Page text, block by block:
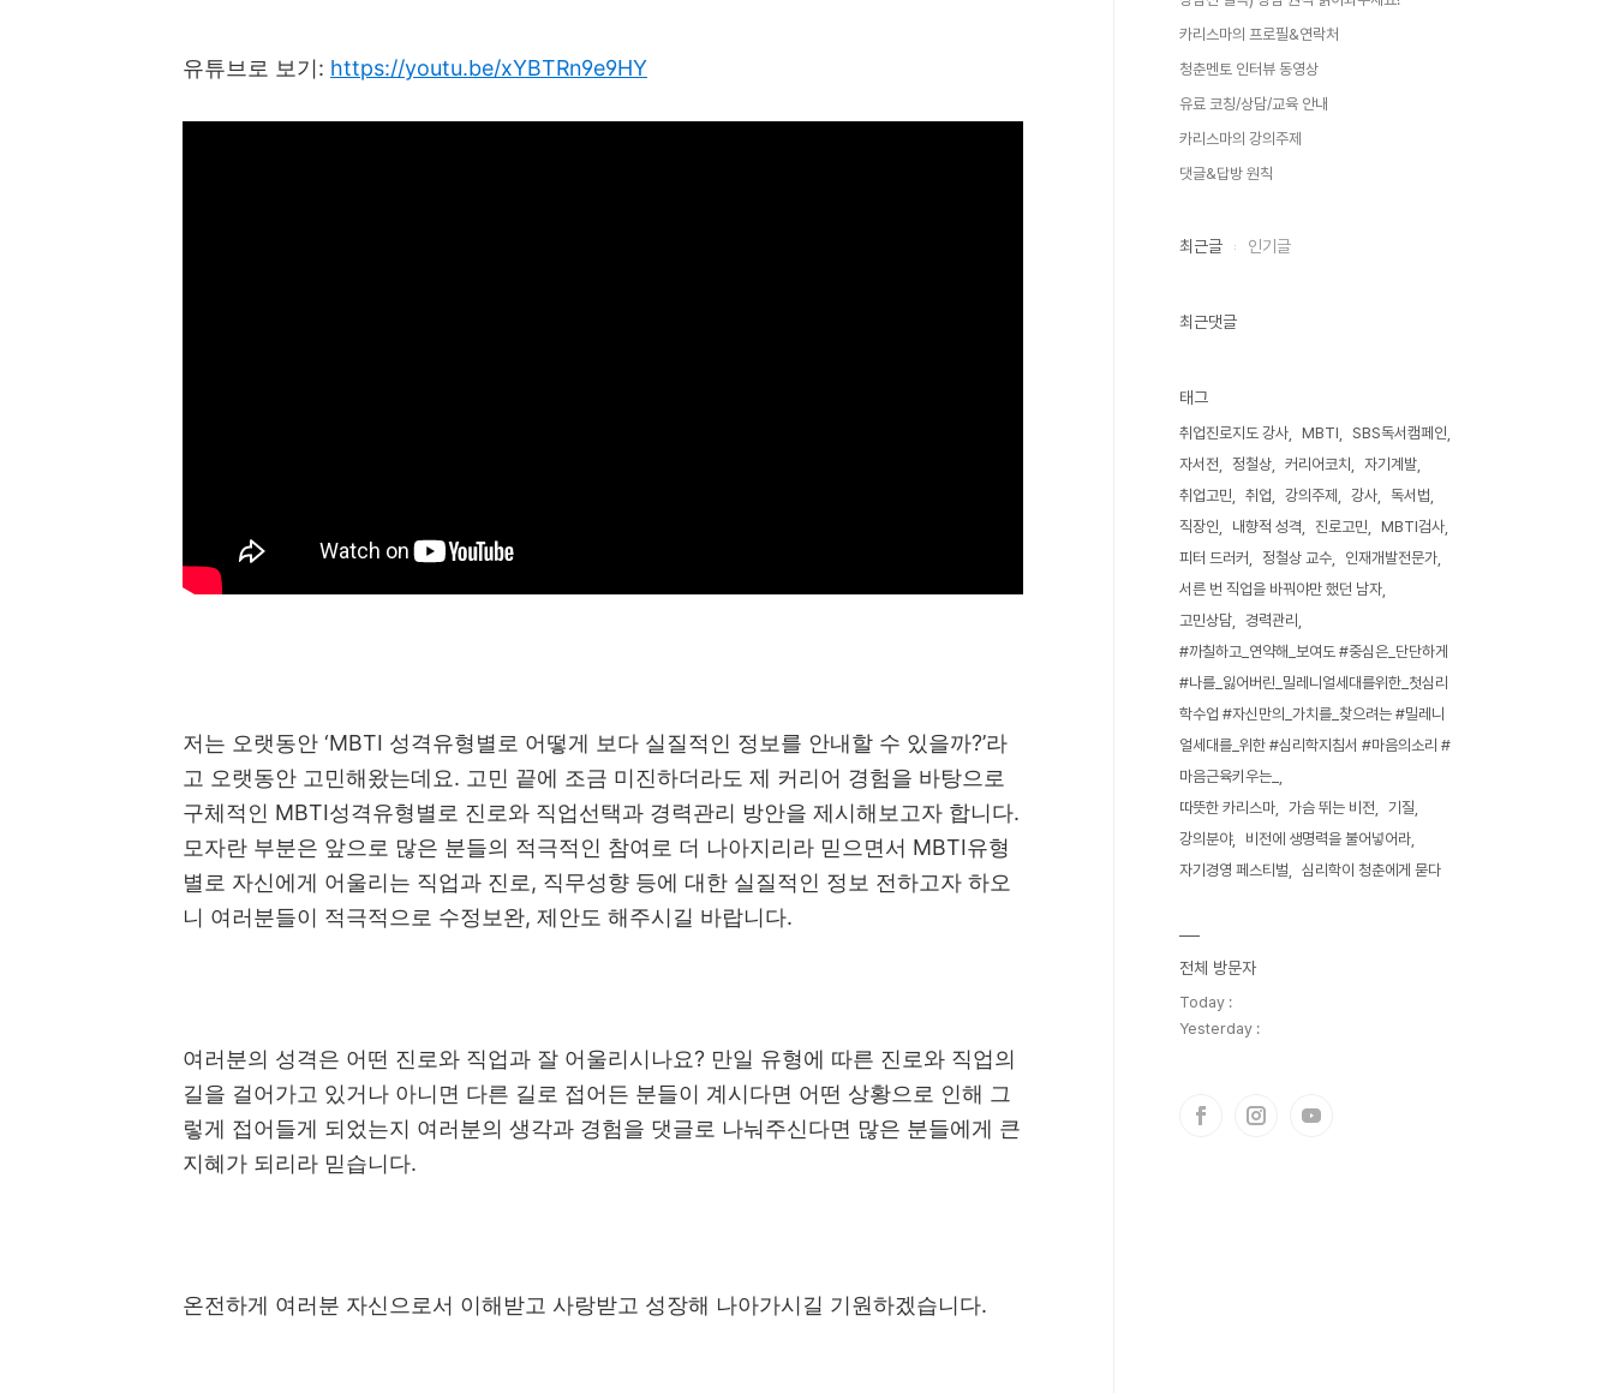
유튜브로 보기: https://youtu.be/xYBTRn9e9HY
저는 오랫동안 ‘MBTI 성격유형별로 어떻게 보다 실질적인 정보를 안내할 수 있을까?’라
고 오랫동안 고민해왔는데요. 고민 끝에 조금 미진하더라도 제 커리어 경험을 바탕으로
구체적인 MBTI성격유형별로 진로와 직업선택과 경력관리 방안을 제시해보고자 합니다.
모자란 부분은 앞으로 많은 분들의 적극적인 참여로 더 나아지리라 믿으면서 MBTI유형
별로 자신에게 어울리는 직업과 진로 , 직무성향 등에 대한 실질적인 정보 전하고자 하오
니 여러분들이 적극적으로 수정보완, 제안도 해주시길 바랍니다.
여러분의 성격은 어떤 진로와 직업과 잘 어울리시나요? 만일 유형에 따른 진로와 직업의
길을 걸어가고 있거나 아니면 다른 길로 접어든 분들이 계시다면 어떤 상황으로 인해 그
렇게 접어들게 되었는지 여러분의 생각과 경험을 댓글로 나눠주신다면 많은 분들에게 큰
지혜가 되리라 믿습니다.
온전하게 여러분 자신으로서 이해받고 사랑받고 성장해 나아가시길 기원하겠습니다.
카리스마의 프로필&연락처
청춘멘토 인터뷰 동영상
유료 코칭/상담/교육 안내
카리스마의 강의주제
댓글&답방 원칙
최근글 인기글
최근댓글
태그
취업진로지도 강사 MBTI
SBS독서캠페인
자서전
정철상 커리어코치
자기계발
취업고민
취업 강의주제 강사
독서법
직장인
내향적 성격 진로고민
MBTI검사
피터 드러커
정철상 교수
인재개발전문가
서른 번 직업을 바꿔야만 했던 남자
고민상담
경력관리
#까칠하고_연약해_보여도 #중심은_단단하게
#나를_잃어버린_밀레니얼세대를위한_첫심리
학수업 #자신만의_가치를_찾으려는 #밀레니
얼세대를_위한 #심리학지침서 #마음의소리 #
마음근육키우는_
따뜻한 카리스마
가슴 뛰는 비전
기질
강의분야
비전에 생명력을 불어넣어라
자기경영 페스티벌
심리학이 청춘에게 묻다
전체 방문자
Today :
Yesterday :